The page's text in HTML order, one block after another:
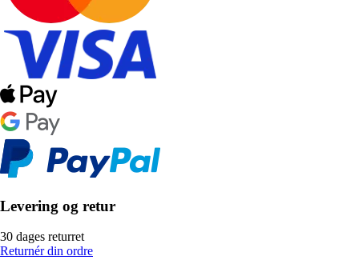
Levering og retur
30 dages returret
Returnér din ordre